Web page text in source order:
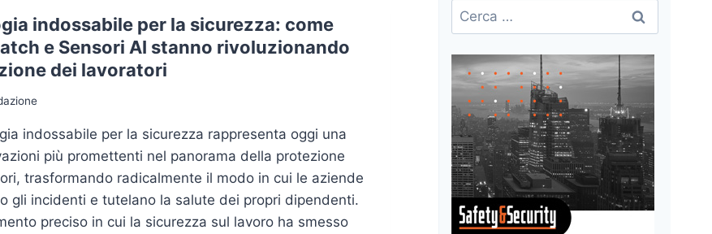
indossabile per la sicurezza: come
e Sensori AI stanno rivoluzionando
dei lavoratori
indossabile per la sicurezza rappresenta oggi una
più promettenti nel panorama della protezione
trasformando radicalmente il modo in cui le aziende
gli incidenti e tutelano la salute dei propri dipendenti.
preciso in cui la sicurezza sul lavoro ha smesso
Ricerca
per: